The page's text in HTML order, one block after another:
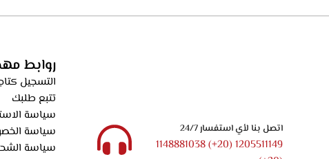
اتصل بنا لأي استفسار 24/7
1205511149 (20+) 1148881038
روابط
التسجيل
تتبع طلبك
سياسة
سياسة
سياسة